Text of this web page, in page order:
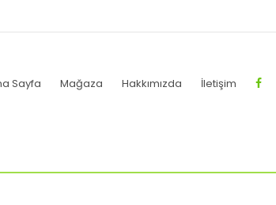
Sayfa Mağaza Hakkımızda İletişim